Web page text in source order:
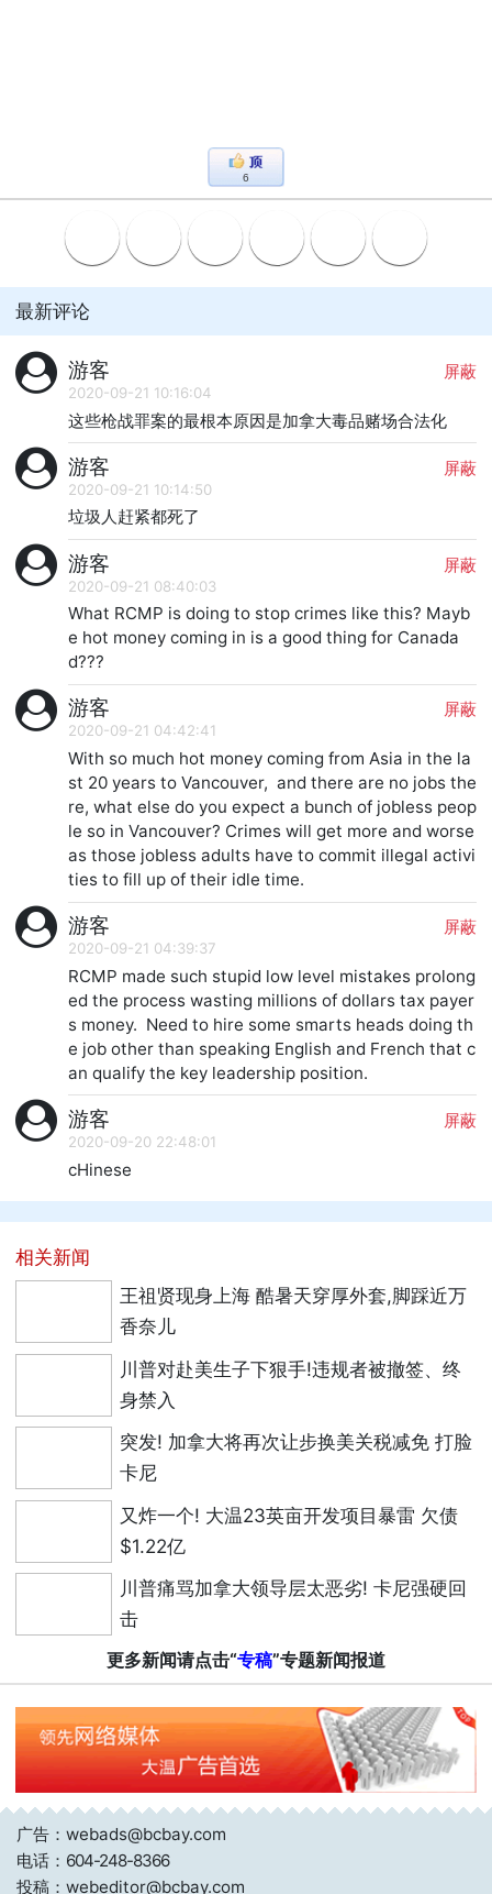
6
最新评论
游客 屏蔽
2020-09-21 10:16:04
这些枪战罪案的最根本原因是加拿大毒品赌场合法化
游客 屏蔽
2020-09-21 10:14:50
垃圾人赶紧都死了
游客 屏蔽
2020-09-21 08:40:03
What RCMP is doing to stop crimes like this? Mayb
e hot money coming in is a good thing for Canada
d???
游客 屏蔽
2020-09-21 04:42:41
With so much hot money coming from Asia in the la
st 20 years to Vancouver,  and there are no jobs the
re, what else do you expect a bunch of jobless peop
le so in Vancouver? Crimes will get more and worse
as those jobless adults have to commit illegal activi
ties to fill up of their idle time.
游客 屏蔽
2020-09-21 04:39:37
RCMP made such stupid low level mistakes prolong
ed the process wasting millions of dollars tax payer
s money.  Need to hire some smarts heads doing th
e job other than speaking English and French that c
an qualify the key leadership position.
游客 屏蔽
2020-09-20 22:48:01
cHinese
相关新闻
王祖贤现身上海 酷暑天穿厚外套,脚踩近万
香奈儿
川普对赴美生子下狠手!违规者被撤签、终
身禁入
突发! 加拿大将再次让步换美关税减免 打脸
卡尼
又炸一个! 大温23英亩开发项目暴雷 欠债
$1.22亿
川普痛骂加拿大领导层太恶劣! 卡尼强硬回
击
更多新闻请点击“专稿”专题新闻报道
广告：webads@bcbay.com
电话： 604-248-8366
投稿：webeditor@bcbay.com